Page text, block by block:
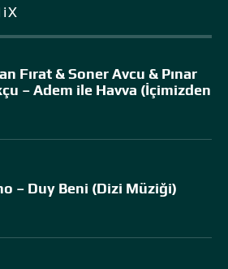
Fırat & Soner Avcu & Pınar
– Adem ile Havva (İçimizden
– Duy Beni (Dizi Müziği)